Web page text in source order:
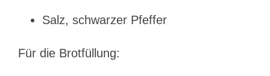
Salz, schwarzer Pfeffer
Für die Brotfüllung: